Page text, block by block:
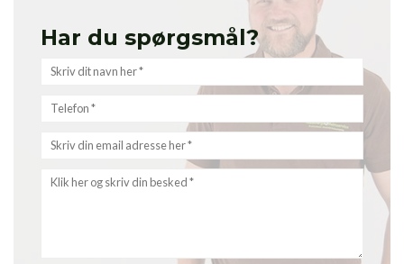
Har du spørgsmål?